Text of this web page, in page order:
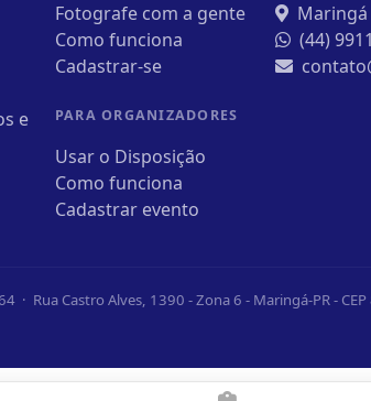
e
Fotografe com a gente
Como funciona
Cadastrar-se
PARA ORGANIZADORES
Usar o Disposição
Como funciona
Cadastrar evento
Maringá
(44)
· Rua Castro Alves, 1390 - Zona 6 - Maringá-PR -